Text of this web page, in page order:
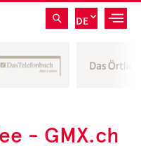
DE
- GMX.ch